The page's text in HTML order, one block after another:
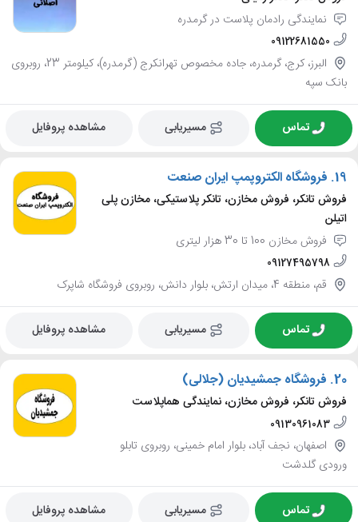
نمایندگی رادمان پلاست در گرمدره
09122681550
البرز، کرج، گرمدره، جاده مخصوص تهرانکرج (گرمدره)، کیلومتر 23، روبروی
بانک سپه
تماس مسیریابی مشاهده پروفایل
19. فروشگاه الکتروپمپ ایران صنعت
فروش تانکر، فروش مخازن، تانکر پلاستیکی، مخازن پلی
اتیلن
فروش مخازن 100 تا 30 هزار لیتری
09127495798
قم، منطقه 4، میدان ارتش، بلوار دانش، روبروی فروشگاه شاپرک
تماس مسیریابی مشاهده پروفایل
20. فروشگاه جمشیدیان (جلالی)
فروش تانکر، فروش مخازن، نمایندگی هماپلاست
09130961083
اصفهان، نجف آباد، بلوار امام خمینی، روبروی تابلو
ورودی گلدشت
تماس مسیریابی مشاهده پروفایل